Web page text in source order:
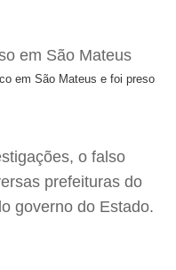
em São Mateus e foi preso
o falso
prefeituras do
governo do Estado.